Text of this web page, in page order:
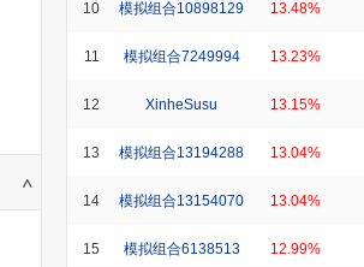
10 模拟组合10898129 13.48%
11 模拟组合7249994 13.23%
12 XinheSusu 13.15%
13 模拟组合13194288 13.04%
14 模拟组合13154070 13.04%
15 模拟组合6138513 12.99%